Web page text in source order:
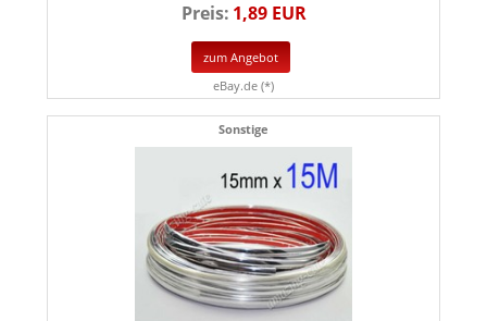
Preis: 1,89 EUR
zum Angebot
eBay.de (*)
Sonstige